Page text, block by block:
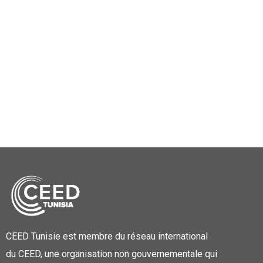
CEED Tunisie est membre du réseau international
du CEED, une organisation non gouvernementale qui